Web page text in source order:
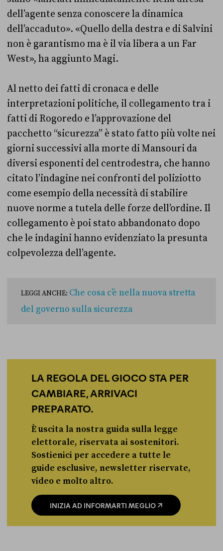
dell’agente senza conoscere la dinamica
dell’accaduto». «Quello della destra e di Salvini
non è garantismo ma è il via libera a un Far
West», ha aggiunto Magi.
Al netto dei fatti di cronaca e delle
interpretazioni politiche, il collegamento tra i
fatti di Rogoredo e l’approvazione del
pacchetto “sicurezza” è stato fatto più volte nei
giorni successivi alla morte di Mansouri da
diversi esponenti del centrodestra, che hanno
citato l’indagine nei confronti del poliziotto
come esempio della necessità di stabilire
nuove norme a tutela delle forze dell’ordine. Il
collegamento è poi stato abbandonato dopo
che le indagini hanno evidenziato la presunta
colpevolezza dell’agente.
LEGGI ANCHE: Che cosa c’è nella nuova stretta
del governo sulla sicurezza
LA REGOLA DEL GIOCO STA PER
CAMBIARE, ARRIVACI
PREPARATO.
È uscita la nostra guida sulla legge
elettorale, riservata ai sostenitori.
Sostienici per accedere a tutte le
guide esclusive, newsletter riservate,
video e molto altro.
INIZIA AD INFORMARTI MEGLIO